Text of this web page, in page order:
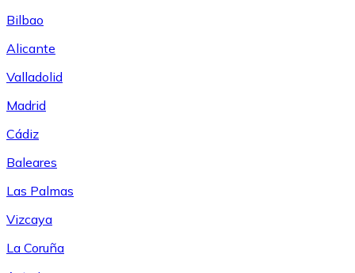
Bilbao
Alicante
Valladolid
Madrid
Cádiz
Baleares
Las Palmas
Vizcaya
La Coruña